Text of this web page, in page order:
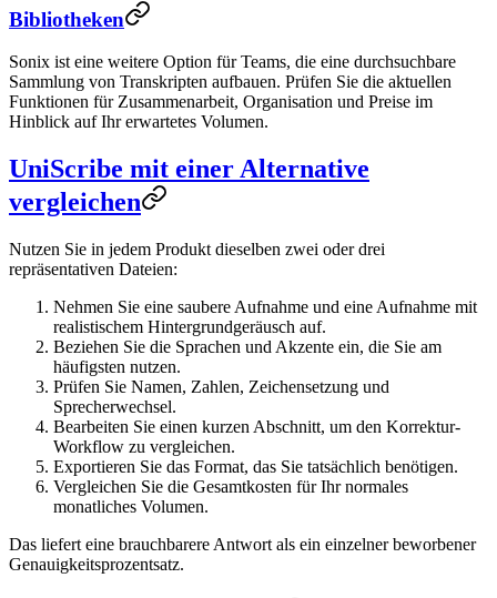
Bibliotheken
Sonix ist eine weitere Option für Teams, die eine durchsuchbare
Sammlung von Transkripten aufbauen. Prüfen Sie die aktuellen
Funktionen für Zusammenarbeit, Organisation und Preise im
Hinblick auf Ihr erwartetes Volumen.
UniScribe mit einer Alternative
vergleichen
Nutzen Sie in jedem Produkt dieselben zwei oder drei
repräsentativen Dateien:
Nehmen Sie eine saubere Aufnahme und eine Aufnahme mit
realistischem Hintergrundgeräusch auf.
Beziehen Sie die Sprachen und Akzente ein, die Sie am
häufigsten nutzen.
Prüfen Sie Namen, Zahlen, Zeichensetzung und
Sprecherwechsel.
Bearbeiten Sie einen kurzen Abschnitt, um den Korrektur-
Workflow zu vergleichen.
Exportieren Sie das Format, das Sie tatsächlich benötigen.
Vergleichen Sie die Gesamtkosten für Ihr normales
monatliches Volumen.
Das liefert eine brauchbarere Antwort als ein einzelner beworbener
Genauigkeitsprozentsatz.